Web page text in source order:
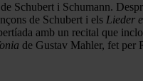
Schubert i Schumann.
de Schubert i els Lieder
amb un recital que
de Gustav Mahler, fet per